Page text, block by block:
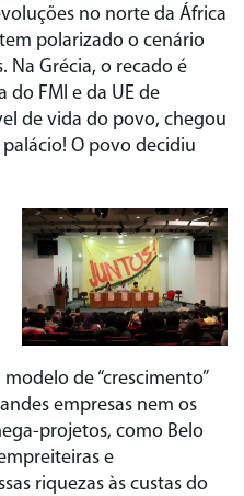
no norte da África
polarizado o cenário
Na Grécia, o recado é
do FMI e da UE de
de vida do povo, chegou
O povo decidiu
de “crescimento”
empresas nem os
projetos, como Belo
e
riquezas às custas do